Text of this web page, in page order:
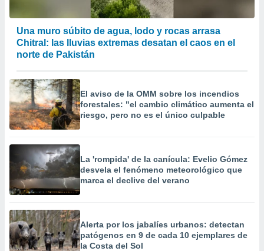
Una muro súbito de agua, lodo y rocas arrasa
Chitral: las lluvias extremas desatan el caos en el
norte de Pakistán
El aviso de la OMM sobre los incendios
forestales: "el cambio climático aumenta el
riesgo, pero no es el único culpable
La 'rompida' de la canícula: Evelio Gómez
desvela el fenómeno meteorológico que
marca el declive del verano
Alerta por los jabalíes urbanos: detectan
patógenos en 9 de cada 10 ejemplares de
la Costa del Sol